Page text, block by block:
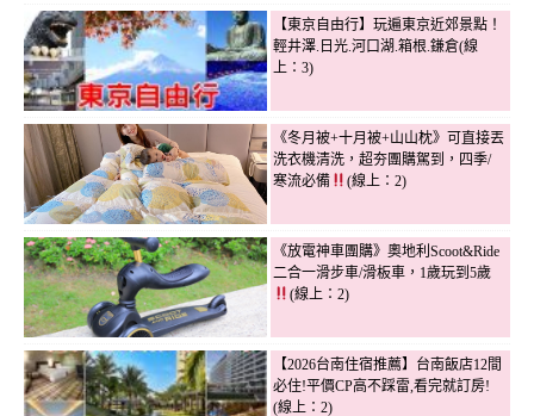
【東京自由行】玩遍東京近郊景點！
輕井澤.日光.河口湖.箱根.鎌倉(線
上：3)
《冬月被+十月被+山山枕》可直接丟
洗衣機清洗，超夯團購駕到，四季/
寒流必備
(線上：2)
《放電神車團購》奧地利Scoot&Ride
二合一滑步車/滑板車，1歲玩到5歲
(線上：2)
【2026台南住宿推薦】台南飯店12間
必住!平價CP高不踩雷,看完就訂房!
(線上：2)